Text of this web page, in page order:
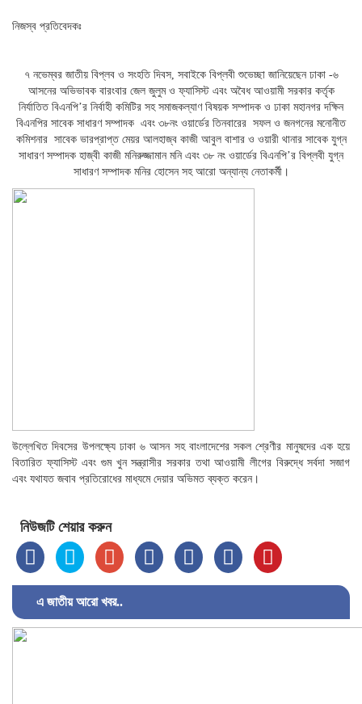
নিজস্ব প্রতিবেদকঃ
৭ নভেম্বর জাতীয় বিপ্লব ও সংহতি দিবস, সবাইকে বিপ্লবী শুভেচ্ছা জানিয়েছেন ঢাকা -৬
আসনের অভিভাবক বারংবার জেল জুলুম ও ফ্যাসিস্ট এবং অবৈধ আওয়ামী সরকার কর্তৃক
নির্যাতিত বিএনপি’র নির্বাহী কমিটির সহ সমাজকল্যাণ বিষয়ক সম্পাদক ও ঢাকা মহানগর দক্ষিন
বিএনপির সাবেক সাধারণ সম্পাদক এবং ৩৮নং ওয়ার্ডের তিনবারের সফল ও জনগনের মনোনীত
কমিশনার সাবেক ভারপ্রাপ্ত মেয়র আলহাজ্ব কাজী আবুল বাশার ও ওয়ারী থানার সাবেক যুগ্ন
সাধারণ সম্পাদক হাজ্বী কাজী মনিরুজ্জামান মনি এবং ৩৮ নং ওয়ার্ডের বিএনপি’র বিপ্লবী যুগ্ন
সাধারণ সম্পাদক মনির হোসেন সহ আরো অন্যান্য নেতাকর্মী।
উল্লেখিত দিবসের উপলক্ষ্যে ঢাকা ৬ আসন সহ বাংলাদেশের সকল শ্রেণীর মানুষদের এক হয়ে
বিতারিত ফ্যাসিস্ট এবং গুম খুন সন্ত্রাসীর সরকার তথা আওয়ামী লীগের বিরুদ্ধে সর্বদা সজাগ
এবং যথাযত জবাব প্রতিরোধের মাধ্যমে দেয়ার অভিমত ব্যক্ত করেন।
নিউজটি শেয়ার করুন
এ জাতীয় আরো খবর..